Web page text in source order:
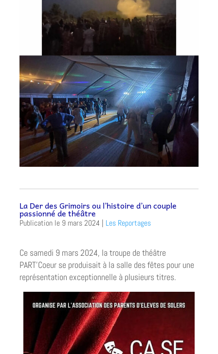
La Der des Grimoirs ou l’histoire d’un couple
passionné de théâtre
9 mars 2024 | Les Reportages
Ce samedi 9 mars 2024, la troupe de théâtre
PART’Coeur se produisait à la salle des fêtes pour une
représentation exceptionnelle à plusieurs titres.